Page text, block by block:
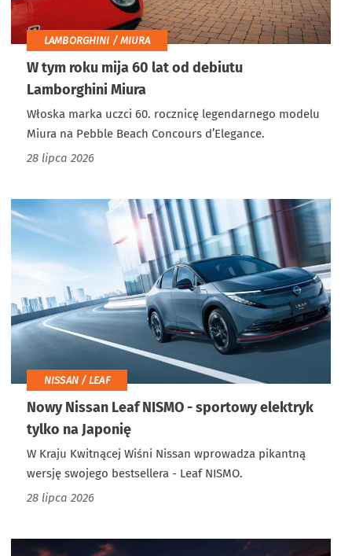
LAMBORGHINI / MIURA
W tym roku mija 60 lat od debiutu
Lamborghini Miura
Włoska marka uczci 60. rocznicę legendarnego modelu
Miura na Pebble Beach Concours d’Elegance.
28 lipca 2026
NISSAN / LEAF
Nowy Nissan Leaf NISMO - sportowy elektryk
tylko na Japonię
W Kraju Kwitnącej Wiśni Nissan wprowadza pikantną
wersję swojego bestsellera - Leaf NISMO.
28 lipca 2026